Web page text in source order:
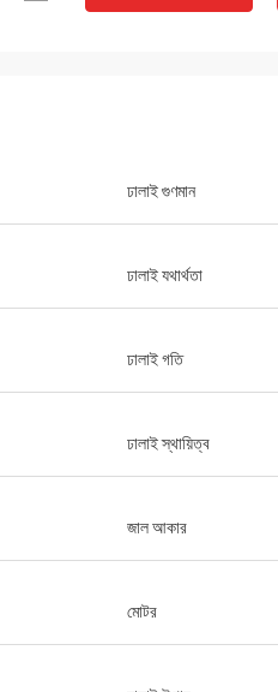
ঢালাই গুণমান
ঢালাই যথার্থতা
ঢালাই গতি
ঢালাই স্থায়িত্ব
জাল আকার
মোটর